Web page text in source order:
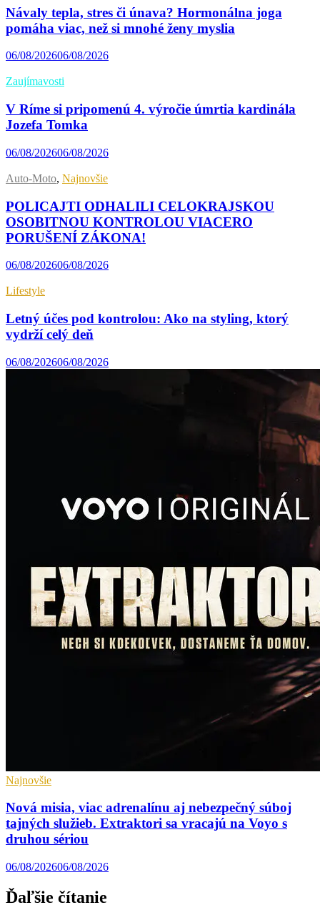
Návaly tepla, stres či únava? Hormonálna joga
pomáha viac, než si mnohé ženy myslia
06/08/202606/08/2026
Zaujímavosti
V Ríme si pripomenú 4. výročie úmrtia kardinála
Jozefa Tomka
06/08/202606/08/2026
Auto-Moto, Najnovšie
POLICAJTI ODHALILI CELOKRAJSKOU
OSOBITNOU KONTROLOU VIACERO
PORUŠENÍ ZÁKONA!
06/08/202606/08/2026
Lifestyle
Letný účes pod kontrolou: Ako na styling, ktorý
vydrží celý deň
06/08/202606/08/2026
Najnovšie
Nová misia, viac adrenalínu aj nebezpečný súboj
tajných služieb. Extraktori sa vracajú na Voyo s
druhou sériou
06/08/202606/08/2026
Ďaľšie čítanie